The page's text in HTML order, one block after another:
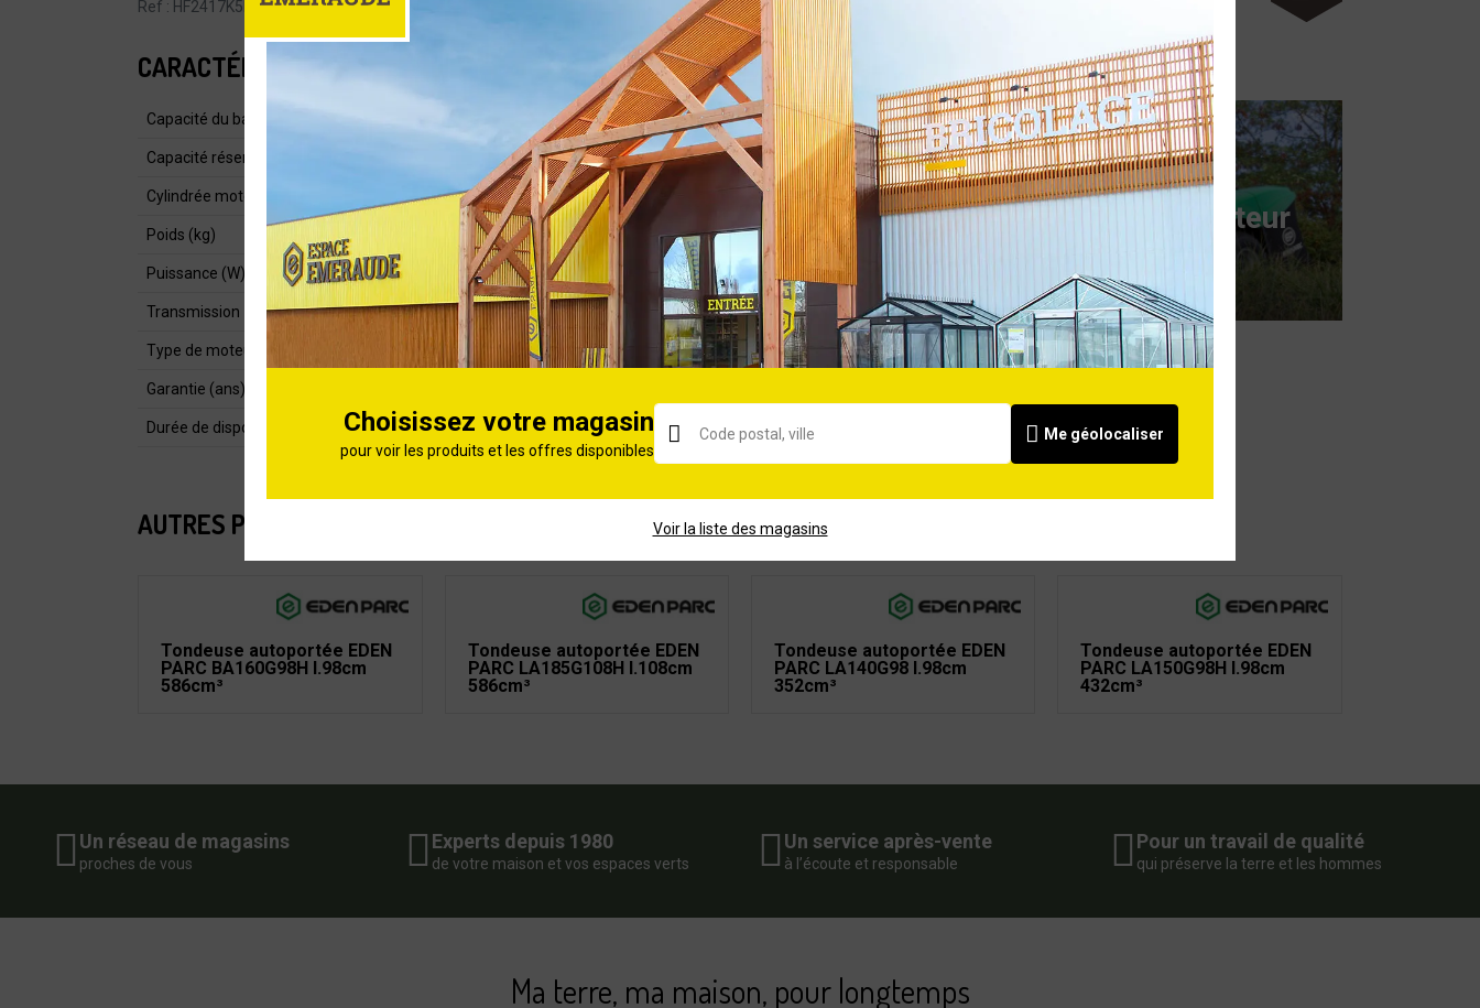
Ref : HF2417K5HME
CARACTÉRISTIQUES
Capacité du bac de ramassage (L) 300
Capacité réservoir carburant (L) 8.5
Cylindrée moteur (cm³) 530
Poids (kg)
Puissance (W)
Transmission Hydrostatique
Type de moteur Thermique
Garantie (ans)
Durée de dispo pièces détachées
Guide d'achat tracteur
AUTRES PRODUITS DE LA CATÉGORIE
Tondeuse autoportée EDEN
PARC BA160G98H l.98cm
586cm³
Tondeuse autoportée EDEN
PARC LA185G108H l.108cm
586cm³
Tondeuse autoportée EDEN
PARC LA140G98 l.98cm
352cm³
Tondeuse autoportée EDEN
PARC LA150G98H l.98cm
432cm³
Un réseau de magasins
proches de vous
Experts depuis 1980
de votre maison et vos espaces verts
Un service après-vente
à l’écoute et responsable
Pour un travail de qualité
qui préserve la terre et les hommes
Ma terre, ma maison, pour longtemps
Choisissez votre magasin
pour voir les produits et les offres disponibles
Me géolocaliser
Voir la liste des magasins